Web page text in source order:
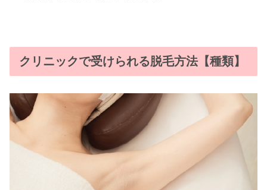
クリニックで受けられる脱毛方法【種類】